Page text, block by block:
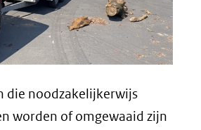
die noodzakelijkerwijs
worden of omgewaaid zijn